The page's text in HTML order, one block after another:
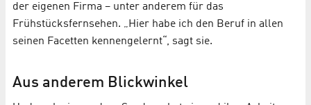
der eigenen Firma – unter anderem für das
Frühstücksfernsehen. „Hier habe ich den Beruf in allen
seinen Facetten kennengelernt“, sagt sie.
Aus anderem Blickwinkel